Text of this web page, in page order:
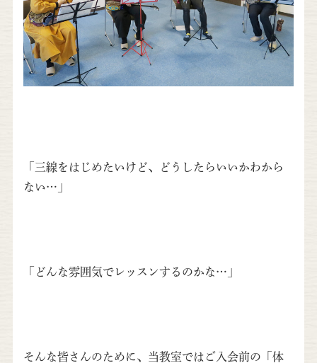
「三線をはじめたいけど、どうしたらいいかわから
ない…」
「どんな雰囲気でレッスンするのかな…」
そんな皆さんのために、当教室ではご入会前の「体